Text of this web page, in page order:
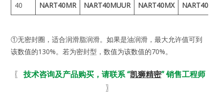
40 NART40MR NART40MUUR NART40MX
①无密封圈，适合润滑脂润滑。如果是油润滑，最大允许值可到
该数值的130%。若为密封型，数值为该数值的70%。
〖 技术咨询及产品购买，请联系 “凯狮精密” 销售工程师
〗